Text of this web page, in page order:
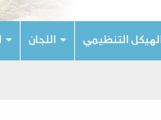
الهيكل التنظيمي اللجان